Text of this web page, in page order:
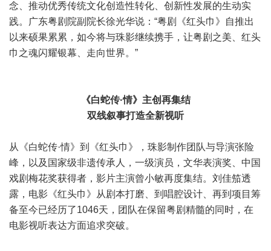
念、推动优秀传统文化创造性转化、创新性发展的生动实
践。广东粤剧院副院长徐光华说：“粤剧《红头巾》自推出
以来硕果累累，如今将与珠影继续携手，让粤剧之美、红头
巾之魂闪耀银幕、走向世界。”
《白蛇传·情》主创再集结
双线叙事打造全新视听
从《白蛇传·情》到《红头巾》，珠影制作团队与导演张险
峰，以及国家级非遗传承人，一级演员，文华表演奖、中国
戏剧梅花奖获得者，影片主演曾小敏再度集结。刘佳笳透
露，电影《红头巾》从剧本打磨、到唱腔设计、再到项目筹
备至今已经历了1046天，团队在保留粤剧精髓的同时，在
电影视听表达方面追求突破。